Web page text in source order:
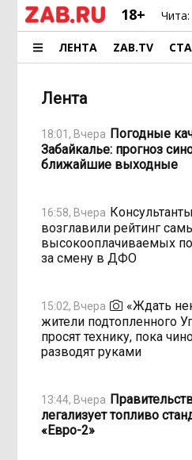
18+ Чита:
ЛЕНТА ZAB.TV
Лента
18:01, Вчера Погодные
Забайкалье: прогноз
ближайшие выходные
16:58, Вчера Консультанты
возглавили рейтинг
высокооплачиваемых
за смену в ДФО
15:02, Вчера
«Ждать
жители подтопленного
просят технику, пока
разводят руками
13:44, Вчера
легализует топливо
«Евро-2»